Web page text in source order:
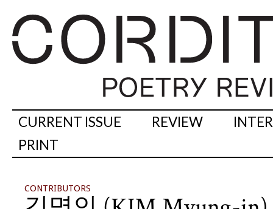
CURRENT ISSUE REVIEW
PRINT
CONTRIBUTORS